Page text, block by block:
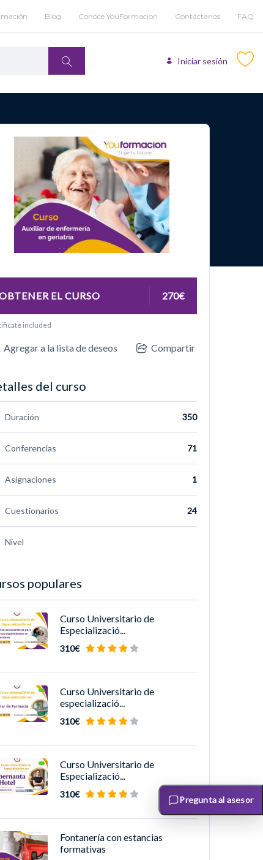
Blog Conoce YouFormacion Contáctanos FAQ
Iniciar sesión
EL CURSO 270€
included
Agregar a la lista de deseos Compartir
del curso
Duración 350
Conferencias 71
Asignaciones 1
Cuestionarios 24
Nivel
populares
Curso Universitario de
Especializació...
310€
Curso Universitario de
especializació...
310€
Curso Universitario de
Especializació...
310€
Fontanería con estancias
formativas
Pregunta al asesor